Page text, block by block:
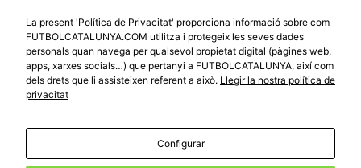
Temes Federatius
Futbol Catalunya
Promocions
Sortejos
Participació
Especials
Copa Catalunya Absoluta 2019
Copa del Rei 2019 - 2020
© 2010 - 2026FutbolCatalunya.com
La present 'Política de Privacitat' proporciona informació sobre com
FUTBOLCATALUNYA.COM utilitza i protegeix les seves dades
personals quan navega per qualsevol propietat digital (pàgines web,
apps, xarxes socials…) que pertanyi a FUTBOLCATALUNYA, així com
dels drets que li assisteixen referent a això. Llegir la nostra política de
privacitat
Configurar